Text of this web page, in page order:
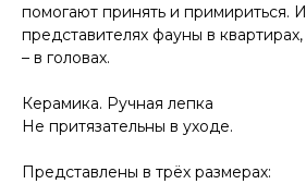
помогают принять и примириться.
представителях фауны в
– в головах.
Керамика. Ручная лепка
Не притязательны в уходе.
Представлены в трёх размерах: